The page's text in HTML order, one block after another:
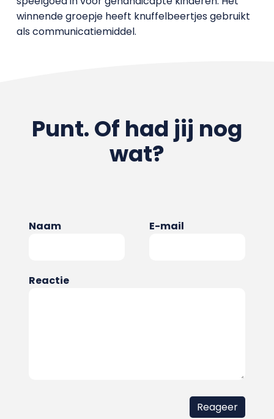
winnende groepje heeft knuffelbeertjes gebruikt
als communicatiemiddel.
Punt. Of had jij nog
wat?
Naam E-mail
Reactie